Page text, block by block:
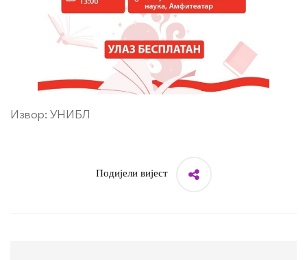
Извор: УНИБЛ
Подијели вијест